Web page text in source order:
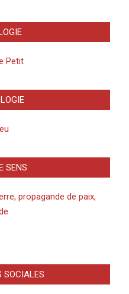
Petit
SENS
propagande de paix,
SOCIALES